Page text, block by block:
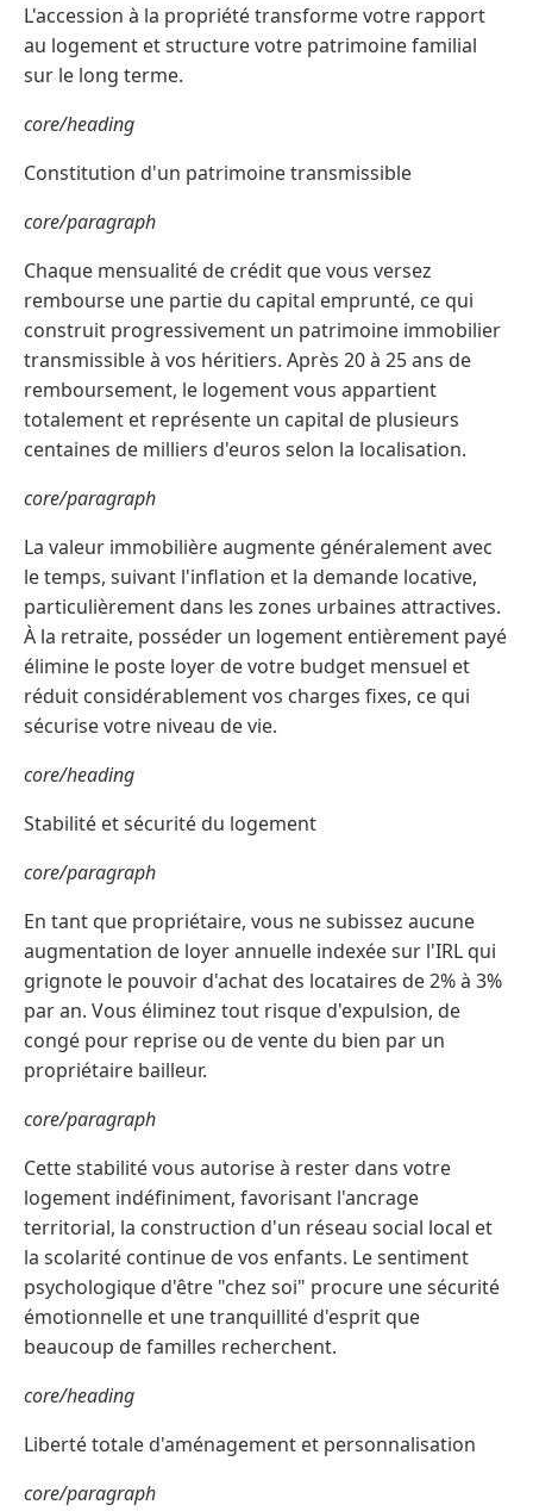
L'accession à la propriété transforme votre rapport
au logement et structure votre patrimoine familial
sur le long terme.
core/heading
Constitution d'un patrimoine transmissible
core/paragraph
Chaque mensualité de crédit que vous versez
rembourse une partie du capital emprunté, ce qui
construit progressivement un patrimoine immobilier
transmissible à vos héritiers. Après 20 à 25 ans de
remboursement, le logement vous appartient
totalement et représente un capital de plusieurs
centaines de milliers d'euros selon la localisation.
core/paragraph
La valeur immobilière augmente généralement avec
le temps, suivant l'inflation et la demande locative,
particulièrement dans les zones urbaines attractives.
À la retraite, posséder un logement entièrement payé
élimine le poste loyer de votre budget mensuel et
réduit considérablement vos charges fixes, ce qui
sécurise votre niveau de vie.
core/heading
Stabilité et sécurité du logement
core/paragraph
En tant que propriétaire, vous ne subissez aucune
augmentation de loyer annuelle indexée sur l'IRL qui
grignote le pouvoir d'achat des locataires de 2% à 3%
par an. Vous éliminez tout risque d'expulsion, de
congé pour reprise ou de vente du bien par un
propriétaire bailleur.
core/paragraph
Cette stabilité vous autorise à rester dans votre
logement indéfiniment, favorisant l'ancrage
territorial, la construction d'un réseau social local et
la scolarité continue de vos enfants. Le sentiment
psychologique d'être "chez soi" procure une sécurité
émotionnelle et une tranquillité d'esprit que
beaucoup de familles recherchent.
core/heading
Liberté totale d'aménagement et personnalisation
core/paragraph